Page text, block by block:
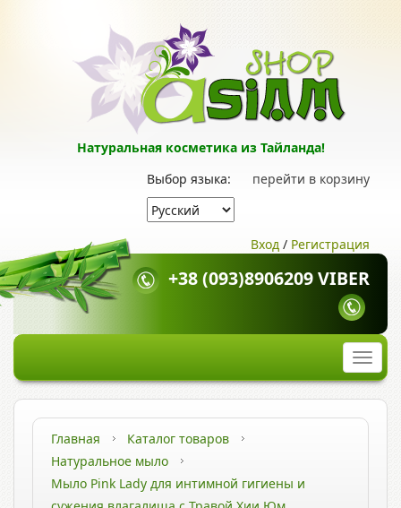
Натуральная косметика из Тайланда!
перейти в корзину
Выбор языка:
Вход / Регистрация
+38 (093)8906209 VIBER
Главная
Каталог товаров
Натуральное мыло
Мыло Pink Lady для интимной гигиены и